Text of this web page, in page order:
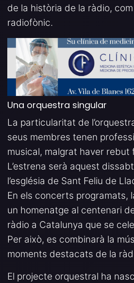
de la història de la ràdio,
radiofònic.
Una orquestra singular
La particularitat de
seus membres tenen
musical, malgrat haver rebut
L’estrena serà aquest
l’església de Sant Feliu de
En els concerts programats,
un homenatge al centenari
ràdio a Catalunya que se
Per això, es combinarà la
moments destacats de la
El projecte orquestral ha